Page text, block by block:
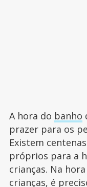
A hora do banho
prazer para os
Existem
próprios para a
crianças. Na
crianças, é